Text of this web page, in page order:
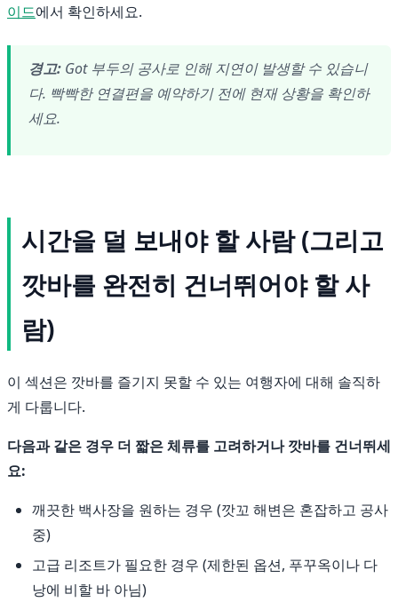
이드에서 확인하세요.
경고: Got 부두의 공사로 인해 지연이 발생할 수 있습니
다. 빡빡한 연결편을 예약하기 전에 현재 상황을 확인하
세요.
시간을 덜 보내야 할 사람 (그리고
깟바를 완전히 건너뛰어야 할 사
람)
이 섹션은 깟바를 즐기지 못할 수 있는 여행자에 대해 솔직하
게 다룹니다.
다음과 같은 경우 더 짧은 체류를 고려하거나 깟바를 건너뛰세
요:
깨끗한 백사장을 원하는 경우 (깟꼬 해변은 혼잡하고 공사
중)
고급 리조트가 필요한 경우 (제한된 옵션, 푸꾸옥이나 다
낭에 비할 바 아님)